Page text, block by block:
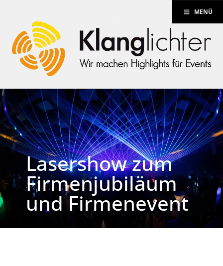
MENÜ
Lasershow zum
Firmenjubiläum
und Firmenevent